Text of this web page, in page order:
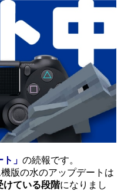
」 の続報です。
版の水のアップデートは
けている段階になりまし